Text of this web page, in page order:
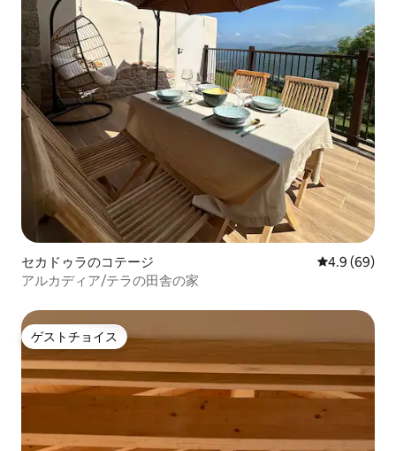
セカドゥラのコテージ レビュー69
4.9 (69)
アルカディア/テラの田舎の家
ゲストチョイス
ゲストチョイス